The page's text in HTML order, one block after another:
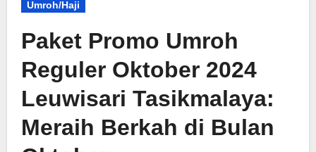
Umroh/Haji
Paket Promo Umroh
Reguler Oktober 2024
Leuwisari Tasikmalaya:
Meraih Berkah di Bulan